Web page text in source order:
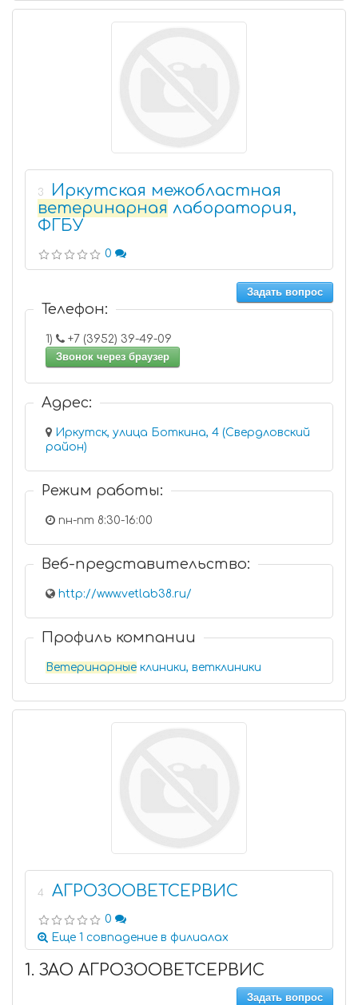
3
Иркутская межобластная
ветеринарная лаборатория,
ФГБУ
0
Задать вопрос
Телефон:
1)
+7 (3952) 39-49-09
Звонок через браузер
Адрес:
Иркутск, улица Боткина, 4 (Свердловский
район)
Режим работы:
пн-пт 8:30-16:00
Веб-представительство:
http://www.vetlab38.ru/
Профиль компании
Ветеринарные клиники, ветклиники
4 АГРОЗООВЕТСЕРВИС
0
Еще 1 совпадение в филиалах
1. ЗАО АГРОЗООВЕТСЕРВИС
Задать вопрос